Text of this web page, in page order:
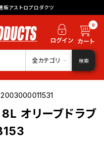
販アストロプロダクツ
0
全カテゴリ 検索
オリーブドラブ